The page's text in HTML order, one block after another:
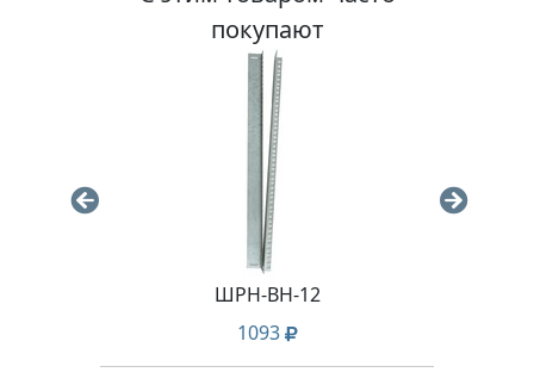
покупают
ШРН-ВН-12
1093